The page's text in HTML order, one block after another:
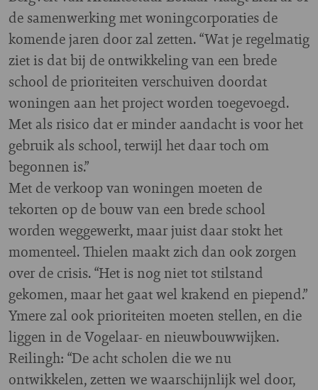
de samenwerking met woningcorporaties de
komende jaren door zal zetten. “Wat je regelmatig
ziet is dat bij de ontwikkeling van een brede
school de prioriteiten verschuiven doordat
woningen aan het project worden toegevoegd.
Met als risico dat er minder aandacht is voor het
gebruik als school, terwijl het daar toch om
begonnen is.”
Met de verkoop van woningen moeten de
tekorten op de bouw van een brede school
worden weggewerkt, maar juist daar stokt het
momenteel. Thielen maakt zich dan ook zorgen
over de crisis. “Het is nog niet tot stilstand
gekomen, maar het gaat wel krakend en piepend.”
Ymere zal ook prioriteiten moeten stellen, en die
liggen in de Vogelaar- en nieuwbouwwijken.
Reilingh: “De acht scholen die we nu
ontwikkelen, zetten we waarschijnlijk wel door,